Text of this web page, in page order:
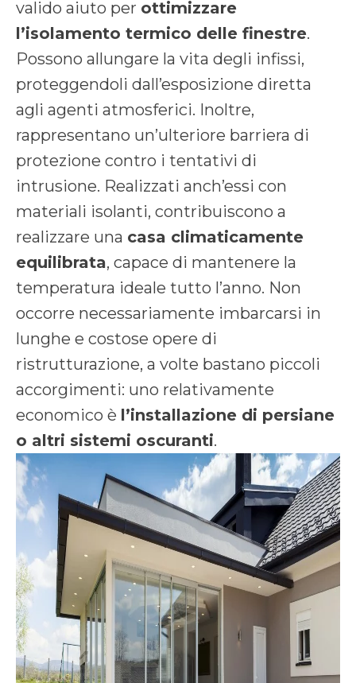
valido aiuto per ottimizzare
l’isolamento termico delle finestre.
Possono allungare la vita degli infissi,
proteggendoli dall’esposizione diretta
agli agenti atmosferici. Inoltre,
rappresentano un’ulteriore barriera di
protezione contro i tentativi di
intrusione. Realizzati anch’essi con
materiali isolanti, contribuiscono a
realizzare una casa climaticamente
equilibrata, capace di mantenere la
temperatura ideale tutto l’anno. Non
occorre necessariamente imbarcarsi in
lunghe e costose opere di
ristrutturazione, a volte bastano piccoli
accorgimenti: uno relativamente
economico è l’installazione di persiane
o altri sistemi oscuranti.